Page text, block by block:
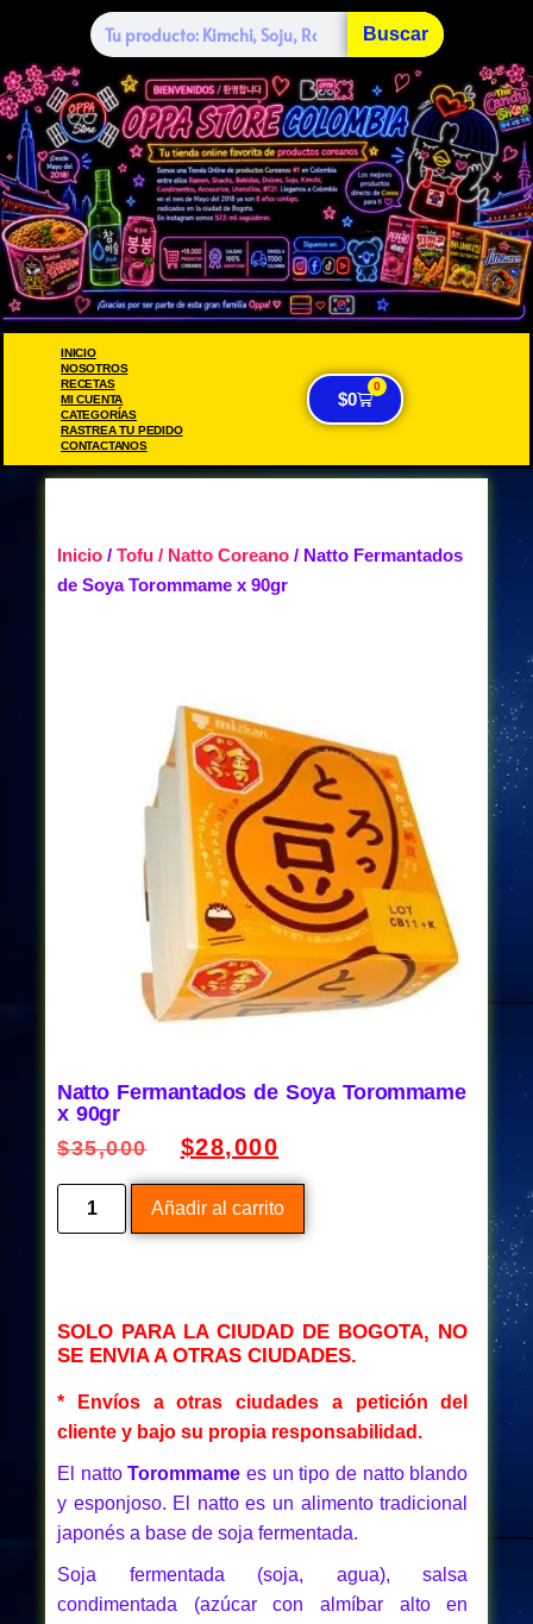
Buscar
INICIO
NOSOTROS
RECETAS
MI CUENTA
CATEGORÍAS
RASTREA TU PEDIDO
CONTACTANOS
$0
0
Inicio / Tofu / Natto Coreano / Natto Fermantados
de Soya Torommame x 90gr
Natto Fermantados de Soya Torommame
x 90gr
$35,000 $28,000
Añadir al carrito
SOLO PARA LA CIUDAD DE BOGOTA, NO
SE ENVIA A OTRAS CIUDADES.
* Envíos a otras ciudades a petición del
cliente y bajo su propia responsabilidad.
El nattoTorommame es un tipo de natto blando
y esponjoso. El natto es un alimento tradicional
japonés a base de soja fermentada.
Soja fermentada (soja, agua), salsa
condimentada (azúcar con almíbar alto en